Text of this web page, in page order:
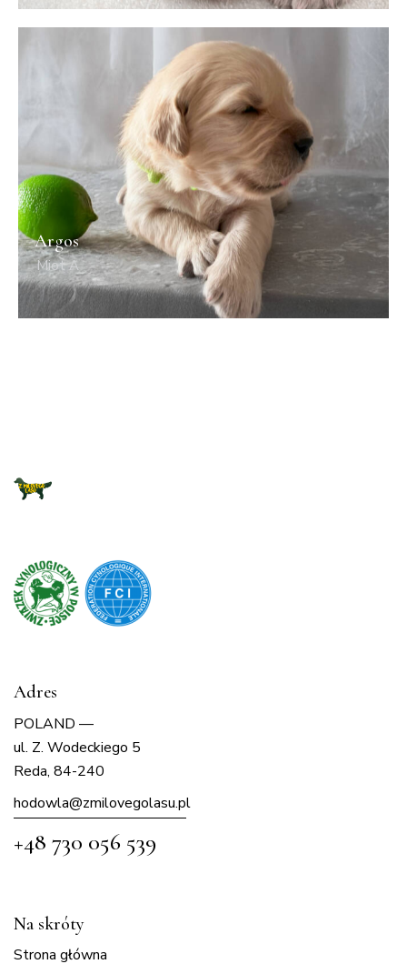
Argos
Miot A
Adres
POLAND —
ul. Z. Wodeckiego 5
Reda, 84-240
hodowla@zmilovegolasu.pl
+48 730 056 539
Na skróty
Strona główna